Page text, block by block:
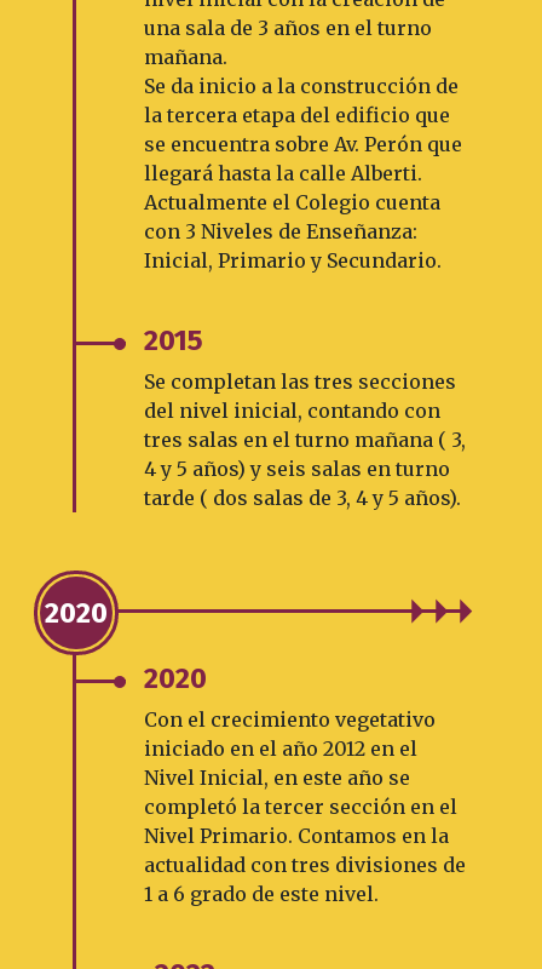
una sala de 3 años en el turno
mañana.
Se da inicio a la construcción de
la tercera etapa del edificio que
se encuentra sobre Av. Perón que
llegará hasta la calle Alberti.
Actualmente el Colegio cuenta
con 3 Niveles de Enseñanza:
Inicial, Primario y Secundario.
2015
Se completan las tres secciones
del nivel inicial, contando con
tres salas en el turno mañana ( 3,
4 y 5 años) y seis salas en turno
tarde ( dos salas de 3, 4 y 5 años).
2020
2020
Con el crecimiento vegetativo
iniciado en el año 2012 en el
Nivel Inicial, en este año se
completó la tercer sección en el
Nivel Primario. Contamos en la
actualidad con tres divisiones de
1 a 6 grado de este nivel.